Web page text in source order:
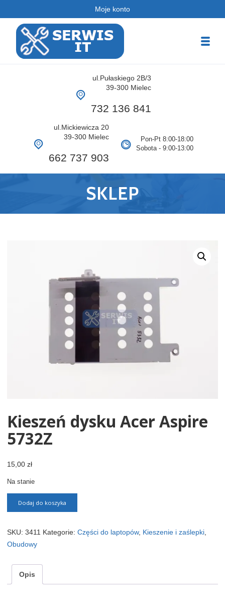
Moje konto
ul.Pułaskiego 2B/3
39-300 Mielec
732 136 841
ul.Mickiewicza 20
39-300 Mielec
662 737 903
Pon-Pt 8:00-18:00
Sobota - 9:00-13:00
SKLEP
Kieszeń dysku Acer Aspire
5732Z
15,00 zł
Na stanie
Dodaj do koszyka
SKU: 3411 Kategorie: Części do laptopów, Kieszenie i zaślepki
Obudowy
Opis